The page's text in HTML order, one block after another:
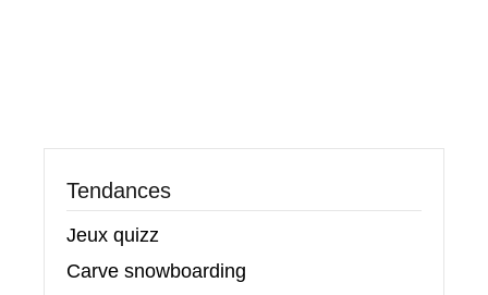
Tendances
Jeux quizz
Carve snowboarding